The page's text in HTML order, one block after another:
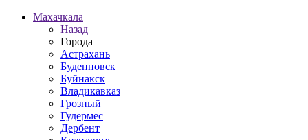
Махачкала
Назад
Города
Астрахань
Буденновск
Буйнакск
Владикавказ
Грозный
Гудермес
Дербент